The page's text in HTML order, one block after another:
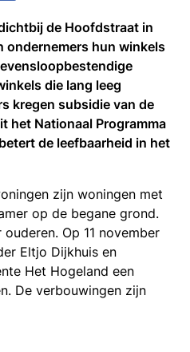
de Hoofdstraat in
ondernemers hun winkels
die lang leeg
kregen subsidie van de
het Nationaal Programma
de leefbaarheid in het
zijn woningen met
op de begane grond.
Op 11 november
Eltjo Dijkhuis en
Het Hogeland een
De verbouwingen zijn